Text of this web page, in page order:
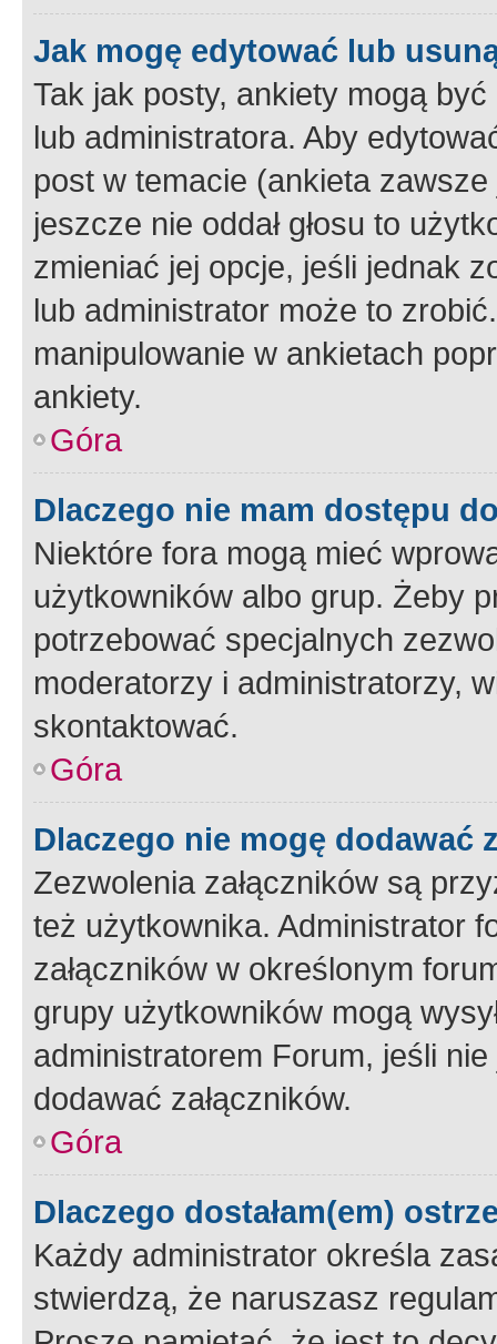
Jak mogę edytować lub
Tak jak posty, ankiety mogą
lub administratora. Aby
post w temacie (ankieta
jeszcze nie oddał głosu to
zmieniać jej opcje, jeśli jednak
lub administrator może to
manipulowanie w ankietach
ankiety.
Góra
Dlaczego nie mam dostępu
Niektóre fora mogą mieć
użytkowników albo grup. Żeby
potrzebować specjalnych
moderatorzy i administratorzy,
skontaktować.
Góra
Dlaczego nie mogę dodawać
Zezwolenia załączników są
też użytkownika. Administrator
załączników w określonym
grupy użytkowników mogą
administratorem Forum, jeśli
dodawać załączników.
Góra
Dlaczego dostałam(em)
Każdy administrator określa
stwierdzą, że naruszasz